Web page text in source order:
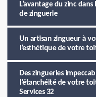
L’avantage du zinc
de zinguerie
Un artisan zingueur à
l’esthétique de votre
Des zingueries
l’étanchéité de votre
Services 32